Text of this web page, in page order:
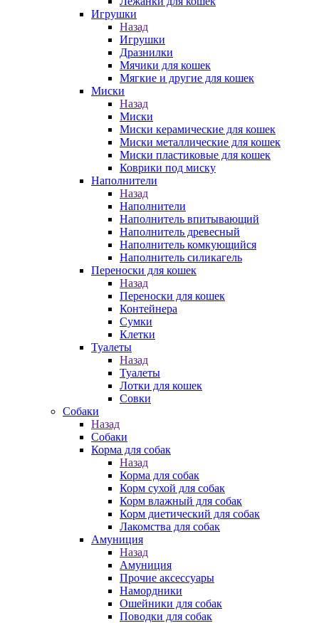
Игрушки
Назад
Игрушки
Дразнилки
Мячики для кошек
Мягкие и другие для кошек
Миски
Назад
Миски
Миски керамические для кошек
Миски металлические для кошек
Миски пластиковые для кошек
Коврики под миску
Наполнители
Назад
Наполнители
Наполнитель впитывающий
Наполнитель древесный
Наполнитель комкующийся
Наполнитель силикагель
Переноски для кошек
Назад
Переноски для кошек
Контейнера
Сумки
Клетки
Туалеты
Назад
Туалеты
Лотки для кошек
Совки
Собаки
Назад
Собаки
Корма для собак
Назад
Корма для собак
Корм сухой для собак
Корм влажный для собак
Корм диетический для собак
Лакомства для собак
Амуниция
Назад
Амуниция
Прочие аксессуары
Намордники
Ошейники для собак
Поводки для собак